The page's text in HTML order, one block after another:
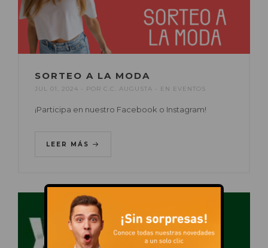
SORTEO A LA MODA
JUL 01, 2024 POR C.C. AUGUSTA EN EVENTOS
¡Participa en nuestro Facebook o Instagram!
LEER MÁS